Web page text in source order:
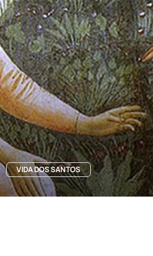
VIDA DOS SANTOS